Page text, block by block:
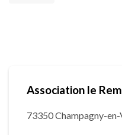
Association le
73350 Champagny-en-